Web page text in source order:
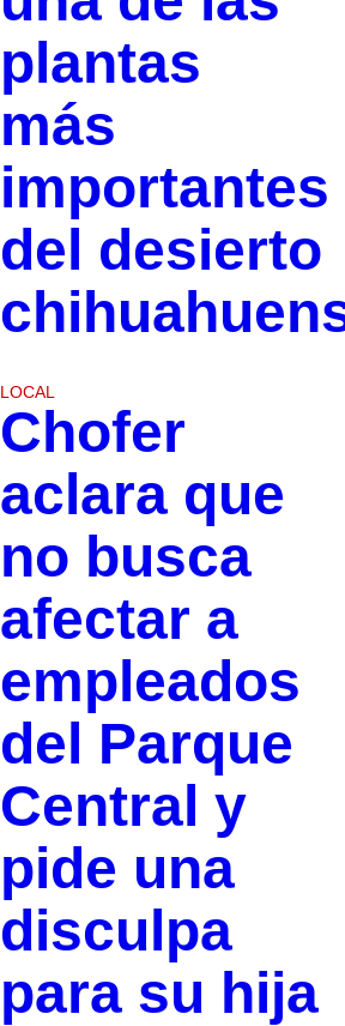
plantas
más
importantes
del desierto
LOCAL
Chofer
aclara que
no busca
afectar a
empleados
del Parque
Central y
pide una
disculpa
para su hija